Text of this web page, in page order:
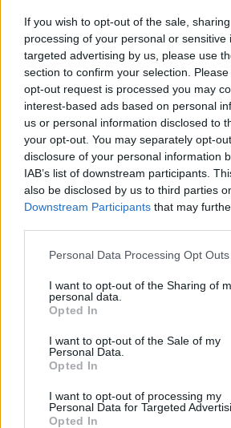
If you wish to opt-out of the sale,
processing of your personal or sensitive
targeted advertising by us, please use
section to confirm your selection.
opt-out request is processed you may
interest-based ads based on personal
us or personal information disclosed to
your opt-out. You may separately opt-
disclosure of your personal information
IAB’s list of downstream participants.
also be disclosed by us to third parties
Downstream Participants that may
Please note that this website/app uses
not limited to your visit or usage
grant or deny consent to Google and its
use your data for below specified
consent section.
Personal Data Processing Opt Outs
I want to opt-out of the Sharing of
personal data.
Opted In
I want to opt-out of the Sale of my
Personal Data.
Opted In
I want to opt-out of processing my
Personal Data for Targeted
Opted In
l’inizio di un nuovo ciclo. I
possono offrire risparmi
consumatori, fino al 70%, e
mantenere in sicurezza un
piuttosto vecchio.
AUTORE
Beatrice
servizio su sartorie locali;
redazione propone palette
un archivio personale di